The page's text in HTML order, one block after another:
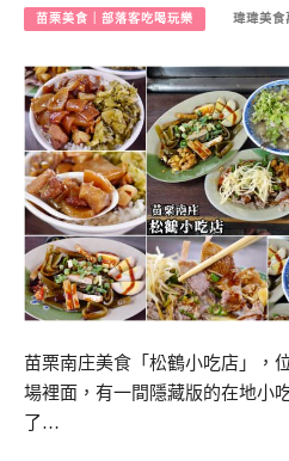
苗栗美食｜部落客吃喝玩樂 瑋瑋美食
苗栗南庄美食「松鶴小吃店」，
場裡面，有一間隱藏版的在地小
了…